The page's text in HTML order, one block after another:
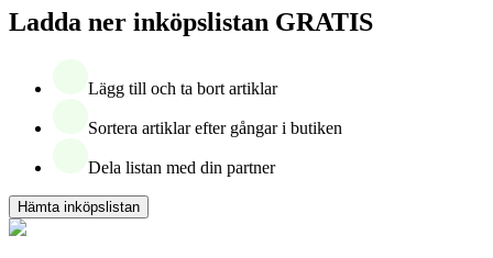
Ladda ner inköpslistan GRATIS
Lägg till och ta bort artiklar
Sortera artiklar efter gångar i butiken
Dela listan med din partner
Hämta inköpslistan